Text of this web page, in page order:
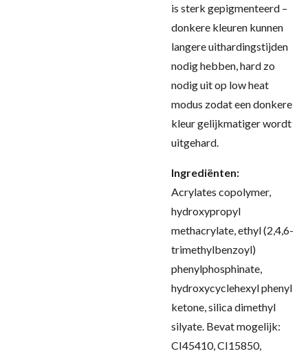
is sterk gepigmenteerd –
donkere kleuren kunnen
langere uithardingstijden
nodig hebben, hard zo
nodig uit op low heat
modus zodat een donkere
kleur gelijkmatiger wordt
uitgehard.
Ingrediënten:
Acrylates copolymer,
hydroxypropyl
methacrylate, ethyl (2,4,6-
trimethylbenzoyl)
phenylphosphinate,
hydroxycyclehexyl phenyl
ketone, silica dimethyl
silyate. Bevat mogelijk:
CI45410, CI15850,